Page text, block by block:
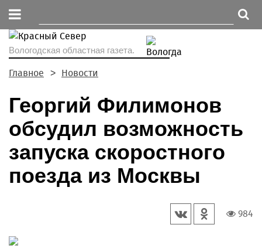
Вологодская областная газета.
Главное Новости
Георгий Филимонов
обсудил возможность
запуска скоростного
поезда из Москвы
984